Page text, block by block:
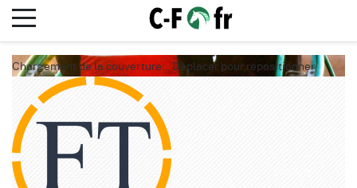
Chargement de la couverture… Déplacer pour repositionner